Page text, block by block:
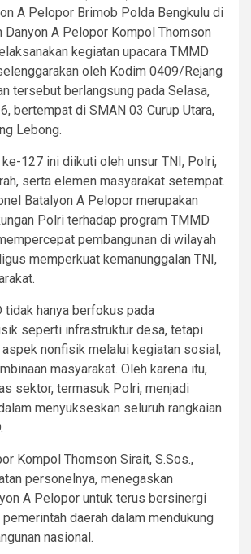
A Pelopor Brimob Polda Bengkulu di
Danyon A Pelopor Kompol Thomson
kegiatan upacara TMMD
oleh Kodim 0409/Rejang
tersebut berlangsung pada Selasa,
bertempat di SMAN 03 Curup Utara,
Lebong.
127 ini diikuti oleh unsur TNI, Polri,
serta elemen masyarakat setempat.
Batalyon A Pelopor merupakan
Polri terhadap program TMMD
pembangunan di wilayah
memperkuat kemanunggalan TNI,
tidak hanya berfokus pada
seperti infrastruktur desa, tetapi
aspek nonfisik melalui kegiatan sosial,
masyarakat. Oleh karena itu,
sektor, termasuk Polri, menjadi
menyukseskan seluruh rangkaian
Kompol Thomson Sirait, S.Sos.,
personelnya, menegaskan
A Pelopor untuk terus bersinergi
daerah dalam mendukung
nasional.